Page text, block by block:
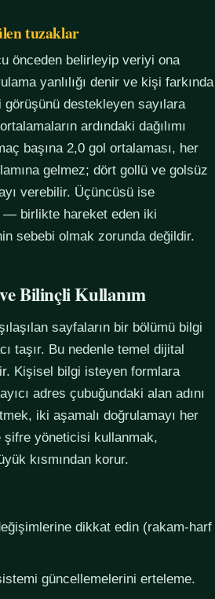
tuzaklar
önceden belirleyip veriyi ona
yanlılığı denir ve kişi farkında
görüşünü destekleyen sayılara
ardındaki dağılımı
başına 2,0 gol ortalaması, her
gelmez; dört gollü ve golsüz
verebilir. Üçüncüsü ise
— birlikte hareket eden iki
sebebi olmak zorunda değildir.
Bilinçli Kullanım
sayfaların bir bölümü bilgi
taşır. Bu nedenle temel dijital
Kişisel bilgi isteyen formlara
adres çubuğundaki alan adını
iki aşamalı doğrulamayı her
yöneticisi kullanmak,
kısmından korur.
dikkat edin (rakam-harf
güncellemelerini erteleme.